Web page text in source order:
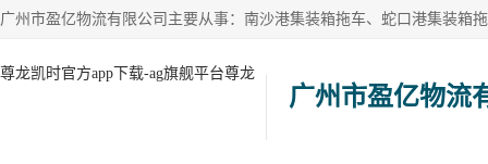
尊龙凯时官方app下载-ag旗舰平台尊龙
广州市盈亿物流